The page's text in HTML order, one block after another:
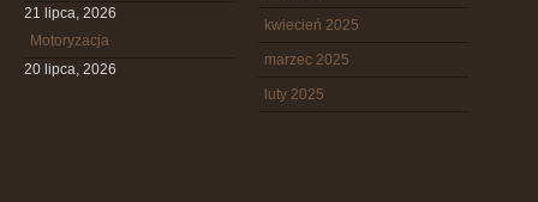
21 lipca, 2026
Motoryzacja
20 lipca, 2026
kwiecień 2025
marzec 2025
luty 2025